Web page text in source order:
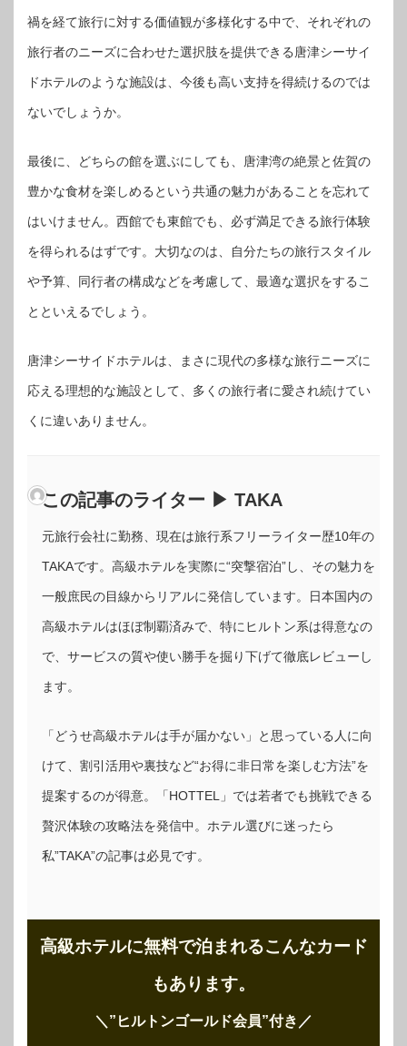
禍を経て旅行に対する価値観が多様化する中で、それぞれの
旅行者のニーズに合わせた選択肢を提供できる唐津シーサイ
ドホテルのような施設は、今後も高い支持を得続けるのでは
ないでしょうか。
最後に、どちらの館を選ぶにしても、唐津湾の絶景と佐賀の
豊かな食材を楽しめるという共通の魅力があることを忘れて
はいけません。西館でも東館でも、必ず満足できる旅行体験
を得られるはずです。大切なのは、自分たちの旅行スタイル
や予算、同行者の構成などを考慮して、最適な選択をするこ
とといえるでしょう。
唐津シーサイドホテルは、まさに現代の多様な旅行ニーズに
応える理想的な施設として、多くの旅行者に愛され続けてい
くに違いありません。
この記事のライター ▶ TAKA
元旅行会社に勤務、現在は旅行系フリーライター歴10年の
TAKAです。高級ホテルを実際に“突撃宿泊”し、その魅力を
一般庶民の目線からリアルに発信しています。日本国内の
高級ホテルはほぼ制覇済みで、特にヒルトン系は得意なの
で、サービスの質や使い勝手を掘り下げて徹底レビューし
ます。
「どうせ高級ホテルは手が届かない」と思っている人に向
けて、割引活用や裏技など“お得に非日常を楽しむ方法”を
提案するのが得意。「HOTTEL」では若者でも挑戦できる
贅沢体験の攻略法を発信中。ホテル選びに迷ったら
私”TAKA”の記事は必見です。
高級ホテルに無料で泊まれるこんなカード
もあります。
＼”ヒルトンゴールド会員”付き ／